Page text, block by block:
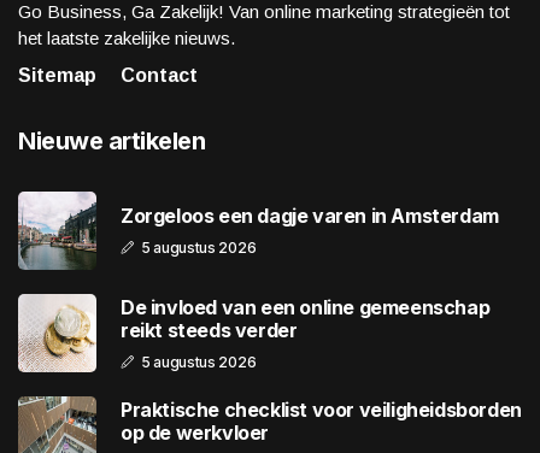
Go Business, Ga Zakelijk! Van online marketing strategieën tot
het laatste zakelijke nieuws.
Sitemap
Contact
Nieuwe artikelen
Zorgeloos een dagje varen in Amsterdam
5 augustus 2026
De invloed van een online gemeenschap
reikt steeds verder
5 augustus 2026
Praktische checklist voor veiligheidsborden
op de werkvloer